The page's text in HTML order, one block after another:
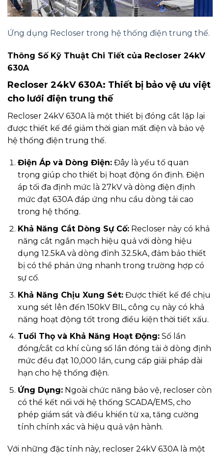
Ứng dụng Recloser trong hệ thống điện trung thế.
Thông Số Kỹ Thuật Chi Tiết của Recloser 24kV
630A
Recloser 24kV 630A: Thiết bị bảo vệ ưu việt
cho lưới điện trung thế
Recloser 24kV 630A là một thiết bị đóng cắt lặp lại
được thiết kế để giảm thời gian mất điện và bảo vệ
hệ thống điện trung thế.
Điện Áp và Dòng Điện:Đây là yếu tố quan
trọng giúp cho thiết bị hoạt động ổn định. Điện
áp tối đa định mức là 27kV và dòng điện định
mức đạt 630A đáp ứng nhu cầu dòng tải cao
trong hệ thống.
Khả Năng Cắt Dòng Sự Cố:Recloser này có khả
năng cắt ngắn mạch hiệu quả với dòng hiệu
dụng 12.5kA và dòng đỉnh 32.5kA, đảm bảo thiết
bị có thể phản ứng nhanh trong trường hợp có
sự cố.
Khả Năng Chịu Xung Sét:Được thiết kế để chịu
xung sét lên đến 150kV BIL, công cụ này có khả
năng hoạt động tốt trong điều kiện thời tiết xấu.
Tuổi Thọ và Khả Năng Hoạt Động:Số lần
đóng/cắt cơ khí cùng số lần đóng tải ở dòng định
mức đều đạt 10,000 lần, cung cấp giải pháp dài
hạn cho hệ thống điện.
Ứng Dụng:Ngoài chức năng bảo vệ, recloser còn
có thể kết nối với hệ thống SCADA/EMS, cho
phép giám sát và điều khiển từ xa, tăng cường
tính chính xác và hiệu quả vận hành.
Với những đặc tính này, recloser 24kV 630A là một